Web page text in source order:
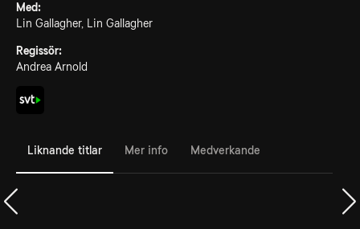
Med:
Lin Gallagher, Lin Gallagher
Regissör:
Andrea Arnold
Liknande titlar Mer info Medverkande